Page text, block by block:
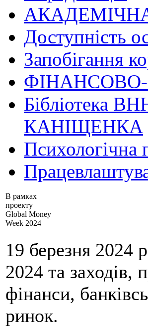
Доступність
Запобігання
Бібліотека
КАНІЩЕНКА
Психологічна
В рамках
проекту
Global Money
Week 2024
19 березня 2024
2024 та заходів,
фінанси,
ринок.